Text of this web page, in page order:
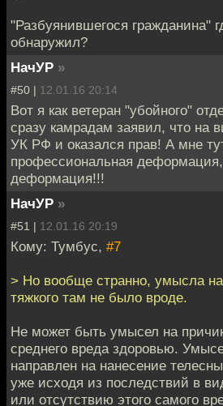
"Разбуянившегося гражданина"
обнаружил?
НачУР »
#50 | 12.01.16 20:14
Вот я как ветеран "убойного"
сразу камрадам заявил, что на
УК РФ и оказался прав! А мне
профессиональная
деформация!!!
НачУР »
#51 | 12.01.16 20:19
Кому: Тумбус, #7
> Но вообще странно, умысла
тяжкого там не было вроде.
Не может быть умысел на
среднего вреда здоровью.
направлен на нанесение
уже исходя из последствий в
или отсутствию этого самого